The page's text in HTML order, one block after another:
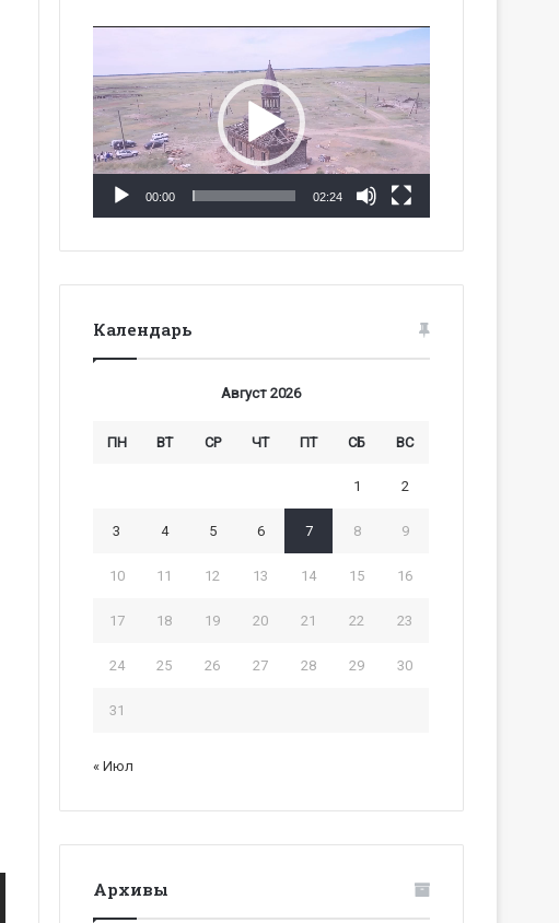
00:00 02:24
Календарь
Август 2026
ПН ВТ СР ЧТ ПТ СБ ВС
1 2
3 4 5 6 7 8 9
10 11 12 13 14 15 16
17 18 19 20 21 22 23
24 25 26 27 28 29 30
31
« Июл
Архивы